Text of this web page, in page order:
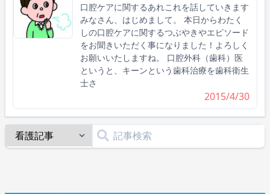
口腔ケアに関するあれこれを話していきます
みなさん、はじめまして。 本日からわたく
しの口腔ケアに関するつぶやきやエピソード
をお聞きいただく事になりました！よろしく
お願いいたしますね。 口腔外科（歯科）医
というと、キーンという歯科治療を歯科衛生
士さ
2015/4/30